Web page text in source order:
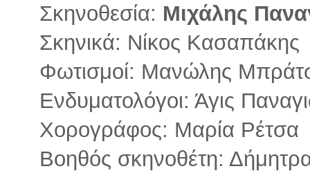
Σκηνοθεσία: Μιχάλης
Σκηνικά: Νίκος Κασαπάκης
Φωτισμοί: Μανώλης
Ενδυματολόγοι: Άγις
Χορογράφος: Μαρία Ρέτσα
Βοηθός σκηνοθέτη: